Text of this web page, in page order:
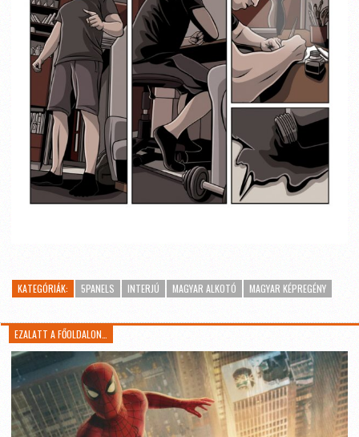
KATEGÓRIÁK: 5PANELS INTERJÚ MAGYAR ALKOTÓ MAGYAR KÉPREGÉNY
EZALATT A FŐOLDALON…